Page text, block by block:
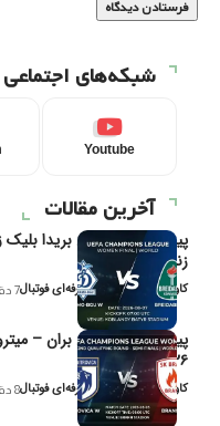
شبکه‌های
Youtube
آخرین مقالات
زنان یوفا
کاوه نیک‌فر، تحلیل‌گر حرفه‌ای فوتبال7 دقیقه
پیش‌بینی و تحلیل بران –
۲۰۲۶
کاوه نیک‌فر، تحلیل‌گر حرفه‌ای فوتبال8 دقیقه